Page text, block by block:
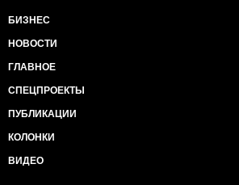
БИЗНЕС
НОВОСТИ
ГЛАВНОЕ
СПЕЦПРОЕКТЫ
ПУБЛИКАЦИИ
КОЛОНКИ
ВИДЕО